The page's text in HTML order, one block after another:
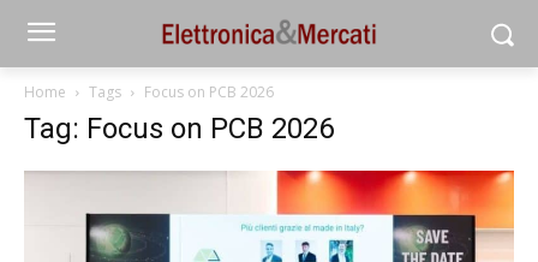
Home Tags Focus on PCB 2026
Tag: Focus on PCB 2026